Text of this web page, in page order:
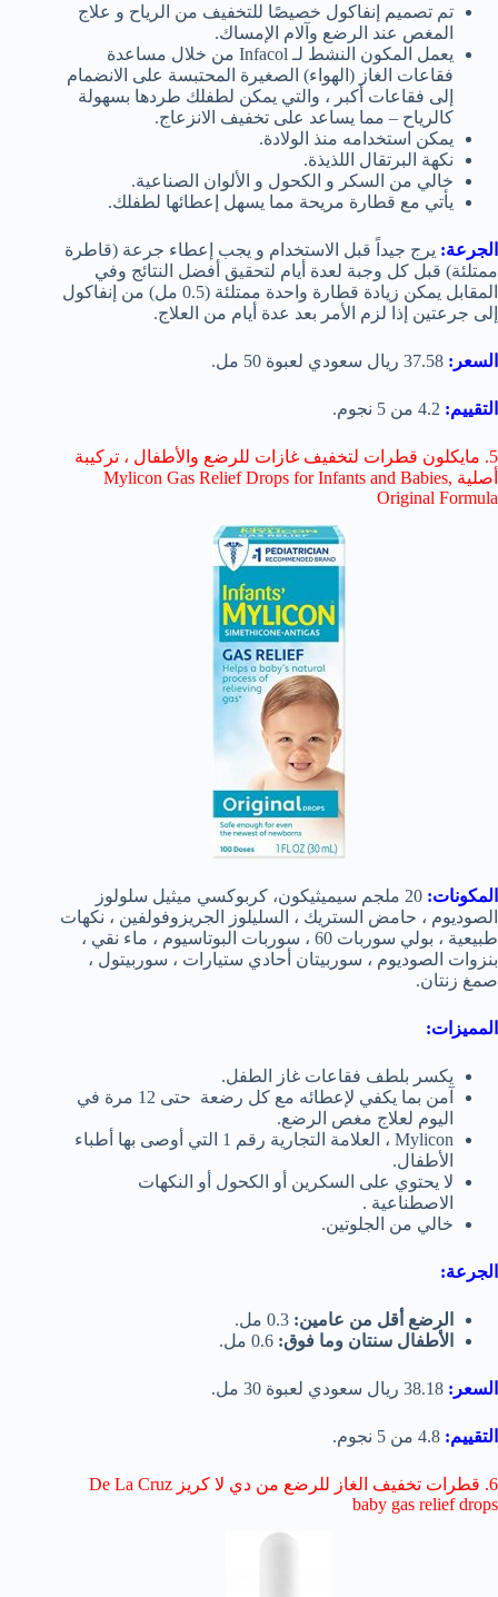
تم تصميم إنفاكول خصيصًا للتخفيف من الرياح و علاج
المغص عند الرضع وآلام الإمساك.
يعمل المكون النشط لـ Infacol من خلال مساعدة
فقاعات الغاز (الهواء) الصغيرة المحتبسة على الانضمام
إلى فقاعات أكبر ، والتي يمكن لطفلك طردها بسهولة
كالرياح – مما يساعد على تخفيف الانزعاج.
يمكن استخدامه منذ الولادة.
نكهة البرتقال اللذيذة.
خالي من السكر و الكحول و الألوان الصناعية.
يأتي مع قطارة مريحة مما يسهل إعطائها لطفلك.
الجرعة: يرج جيداً قبل الاستخدام و يجب إعطاء جرعة (قاطرة
ممتلئة) قبل كل وجبة لعدة أيام لتحقيق أفضل النتائج وفي
المقابل يمكن زيادة قطارة واحدة ممتلئة (0.5 مل) من إنفاكول
إلى جرعتين إذا لزم الأمر بعد عدة أيام من العلاج.
السعر:
التقييم: 4.2 من 5 نجوم.
5. مايكلون قطرات لتخفيف غازات للرضع والأطفال ، تركيبة
أصلية Mylicon Gas Relief Drops for Infants and Babies,
Original Formula
المكونات:
20 ملجم سيميثيكون، كربوكسي ميثيل سلولوز
الصوديوم ، حامض الستريك ، السليلوز الجريزوفولفين ، نكهات
طبيعية ، بولي سوربات 60 ، سوربات البوتاسيوم ، ماء نقي ،
بنزوات الصوديوم ، سوربيتان أحادي ستيارات ، سوربيتول ،
صمغ زنتان.
المميزات:
يكسر بلطف فقاعات غاز الطفل.
آمن بما يكفي لإعطائه مع كل رضعة حتى 12 مرة في
اليوم لعلاج مغص الرضع.
Mylicon ، العلامة التجارية رقم 1 التي أوصى بها أطباء
الأطفال.
لا يحتوي على السكرين أو الكحول أو النكهات
الاصطناعية .
خالي من الجلوتين.
الجرعة:
الرضع أقل من عامين:
الأطفال سنتان وما فوق:
السعر: 38.18 ريال سعودي لعبوة 30 مل.
التقييم:
6. قطرات تخفيف الغاز للرضع من دي لا كريز De La Cruz
baby gas relief drops